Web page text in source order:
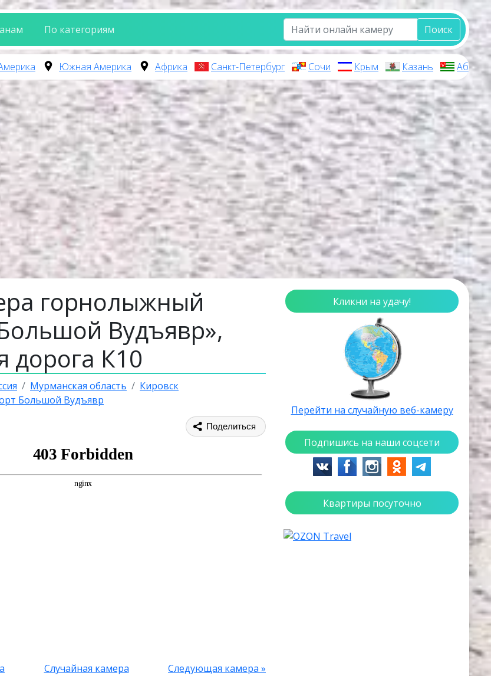
По категориям Поиск
Южная Америка Африка Санкт-Петербург Сочи Крым Казань
горнолыжный
Вудъявр»,
дорога К10
Мурманская область
Кировск
Большой Вудъявр
Поделиться
Случайная камера Следующая камера »
Кликни на удачу!
Перейти на случайную веб-камеру
Подпишись на наши соцсети
Квартиры посуточно